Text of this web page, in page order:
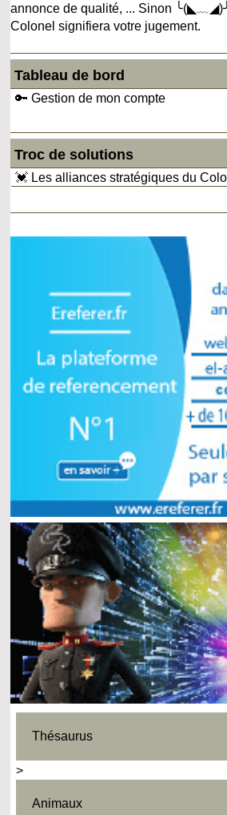
annonce de qualité, ... Sinon
Colonel signifiera votre jugement.
Tableau de bord
🔑 Gestion de mon compte
Troc de solutions
💓 Les alliances stratégiques du
Thésaurus
>
Animaux